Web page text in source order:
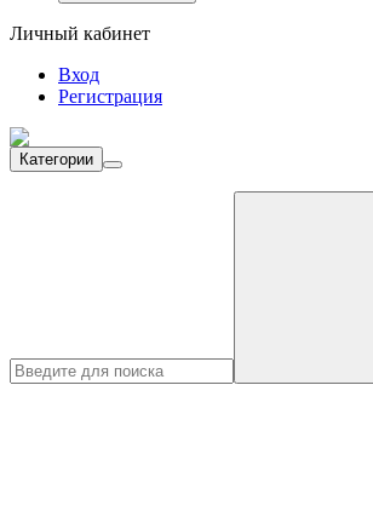
Личный кабинет
Вход
Регистрация
Категории